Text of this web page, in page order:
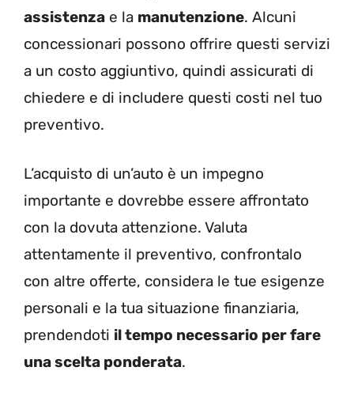
assistenza e la manutenzione. Alcuni
concessionari possono offrire questi servizi
a un costo aggiuntivo, quindi assicurati di
chiedere e di includere questi costi nel tuo
preventivo.
L’acquisto di un’auto è un impegno
importante e dovrebbe essere affrontato
con la dovuta attenzione. Valuta
attentamente il preventivo, confrontalo
con altre offerte, considera le tue esigenze
personali e la tua situazione finanziaria,
prendendoti il tempo necessario per fare
una scelta ponderata.